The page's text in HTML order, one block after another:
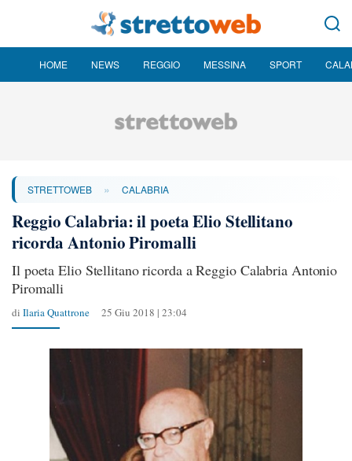
HOME NEWS REGGIO MESSINA SPORT
STRETTOWEB » CALABRIA
Reggio Calabria: il poeta Elio Stellitano
ricorda Antonio Piromalli
Il poeta Elio Stellitano ricorda a Reggio Calabria Antonio
Piromalli
di Ilaria Quattrone 25 Giu 2018 | 23:04